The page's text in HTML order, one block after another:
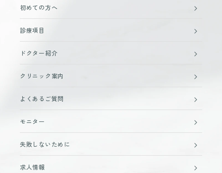
初めての方へ
診療項目
ドクター紹介
クリニック案内
よくあるご質問
モニター
失敗しないために
求人情報